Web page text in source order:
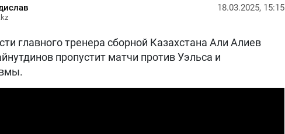
18.03.2025, 15:15
главного тренера сборной Казахстана Али Алиев
пропустит матчи против Уэльса и